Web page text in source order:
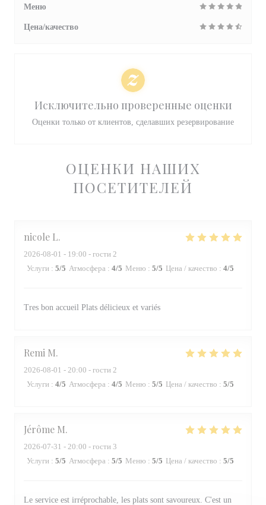
ОЦЕНКИ НАШИХ
ПОСЕТИТЕЛЕЙ
nicole L
2026-08-01 - 19:00 - гости 2
Услуги : 5/5 Атмосфера : 4/5 Меню : 5/5 Цена / качество : 4/5
Tres bon accueil Plats délicieux et variés
Remi M
2026-08-01 - 20:00 - гости 2
Услуги : 4/5 Атмосфера : 4/5 Меню : 5/5 Цена / качество : 5/5
Jérôme M
2026-07-31 - 20:00 - гости 3
Услуги : 5/5 Атмосфера : 5/5 Меню : 5/5 Цена / качество : 5/5
Le service est irréprochable, les plats sont savoureux. C'est un
Меню
Цена/качество
Исключительно проверенные оценки
Оценки только от клиентов, сделавших резервирование